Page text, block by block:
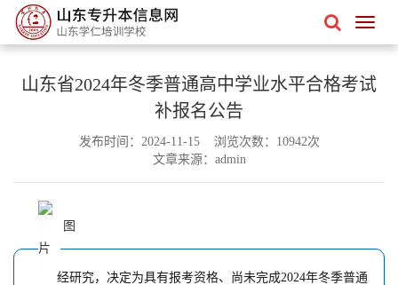
报考
招生政策
招生计划
资料
山东省2024年冬季普通高中学业水平合格考试
补报名公告
发布时间：2024-11-15 浏览次数：10942次
文章来源：admin
经研究，决定为具有报考资格、尚未完成2024年冬季普通